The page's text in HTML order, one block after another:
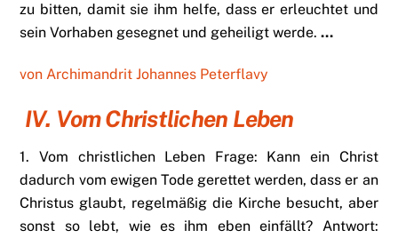
zu bitten, damit sie ihm helfe, dass er erleuchtet und
sein Vorhaben gesegnet und geheiligt werde.…
von Archimandrit Johannes Peterflavy
IV. Vom Christlichen Leben
1. Vom christlichen Leben Frage: Kann ein Christ
dadurch vom ewigen Tode gerettet werden, dass er an
Christus glaubt, regelmäßig die Kirche besucht, aber
sonst so lebt, wie es ihm eben einfällt? Antwort: